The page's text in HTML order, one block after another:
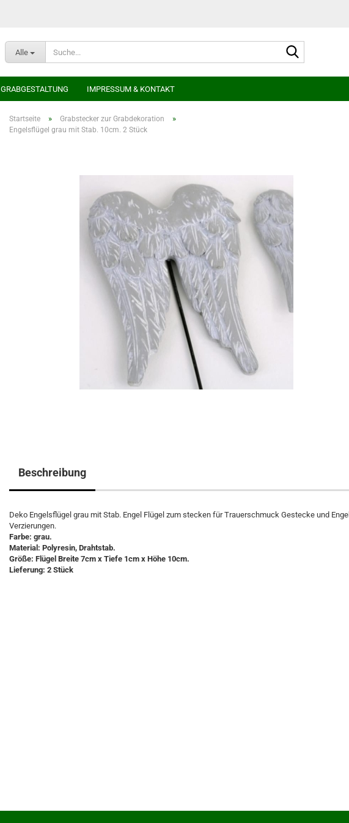
Alle
GRABGESTALTUNG IMPRESSUM & KONTAKT
Startseite » Grabstecker zur Grabdekoration »
Engelsflügel grau mit Stab. 10cm. 2 Stück
Beschreibung
Deko Engelsflügel grau mit Stab. Engel Flügel zum stecken für Trauerschmuck Gestecke und Engel
Verzierungen.
Farbe: grau.
Material: Polyresin, Drahtstab.
Größe: Flügel Breite 7cm x Tiefe 1cm x Höhe 10cm.
Lieferung: 2 Stück